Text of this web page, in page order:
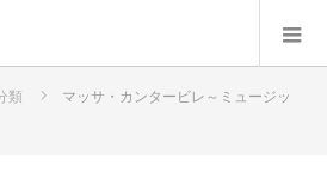
類
マッサ・カンタービレ～ミュージッ